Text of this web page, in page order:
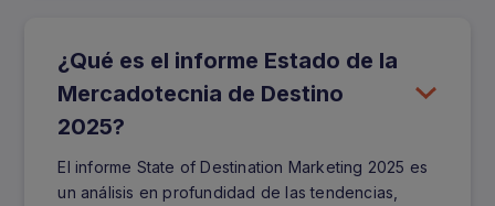
¿Qué es el informe Estado de la
Mercadotecnia de Destino
2025?
El informe State of Destination Marketing 2025 es
un análisis en profundidad de las tendencias,